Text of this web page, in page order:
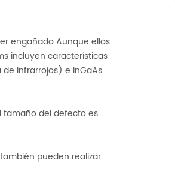
engañado Aunque ellos
incluyen características
Infrarrojos) e InGaAs
tamaño del defecto es
pueden realizar